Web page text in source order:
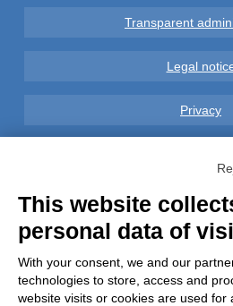
Transparent
Legal
Privacy
Complaints
Refunds and
Contacts
This website
personal data of
With your consent, we and our
technologies to store, access and
website visits or cookies are used for